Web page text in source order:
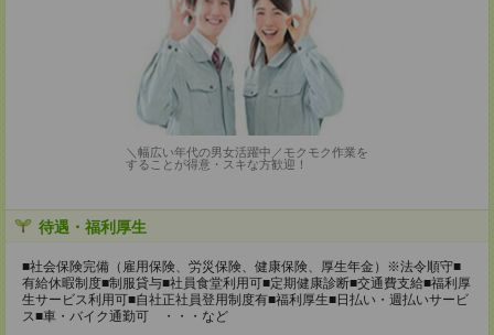
＼幅広い年代の男女活躍中／モクモク作業を
することが得意・スキな方歓迎！
待遇・福利厚生
■社会保険完備（雇用保険、労災保険、健康保険、厚生年金）※法令順守■
有給休暇制度■制服貸与■社員食堂利用可■定期健康診断■交通費支給■福利厚
生サービス利用可■自社正社員登用制度有■福利厚生■日払い・週払いサービ
ス■車・バイク通勤可 ・・・など